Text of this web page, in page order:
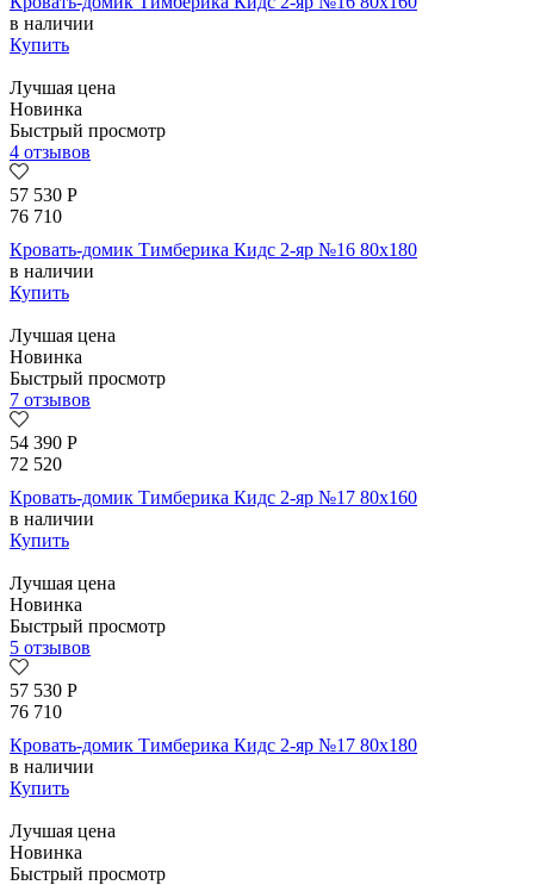
в наличии
Купить
Лучшая цена
Новинка
Быстрый просмотр
4 отзывов
57 530 Р
76 710
Кровать-домик Тимберика Кидс 2-яр №16 80х180
в наличии
Купить
Лучшая цена
Новинка
Быстрый просмотр
7 отзывов
54 390 Р
72 520
Кровать-домик Тимберика Кидс 2-яр №17 80х160
в наличии
Купить
Лучшая цена
Новинка
Быстрый просмотр
5 отзывов
57 530 Р
76 710
Кровать-домик Тимберика Кидс 2-яр №17 80х180
в наличии
Купить
Лучшая цена
Новинка
Быстрый просмотр